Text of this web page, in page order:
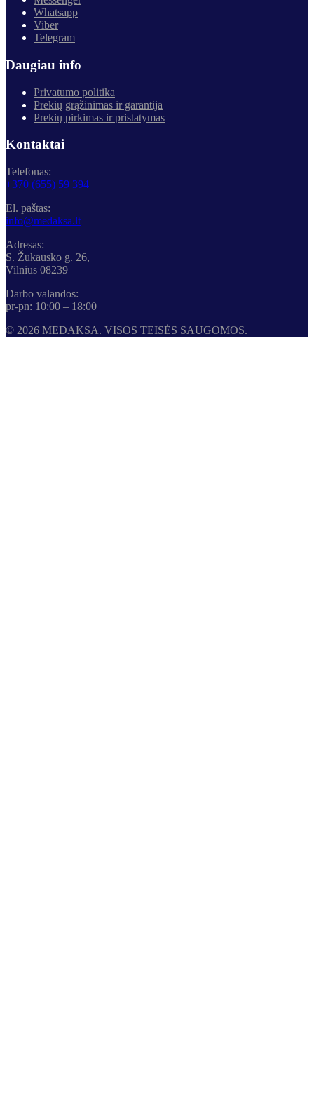
Whatsapp
Viber
Telegram
Daugiau info
Privatumo politika
Prekių grąžinimas ir garantija
Prekių pirkimas ir pristatymas
Kontaktai
Telefonas:
+370 (655) 59 394
El. paštas:
info@medaksa.lt
Adresas:
S. Žukausko g. 26,
Vilnius 08239
Darbo valandos:
pr-pn: 10:00 – 18:00
© 2026 MEDAKSA. VISOS TEISĖS SAUGOMOS.